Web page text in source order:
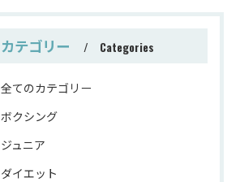
カテゴリー Categories
全てのカテゴリー
ボクシング
ジュニア
ダイエット